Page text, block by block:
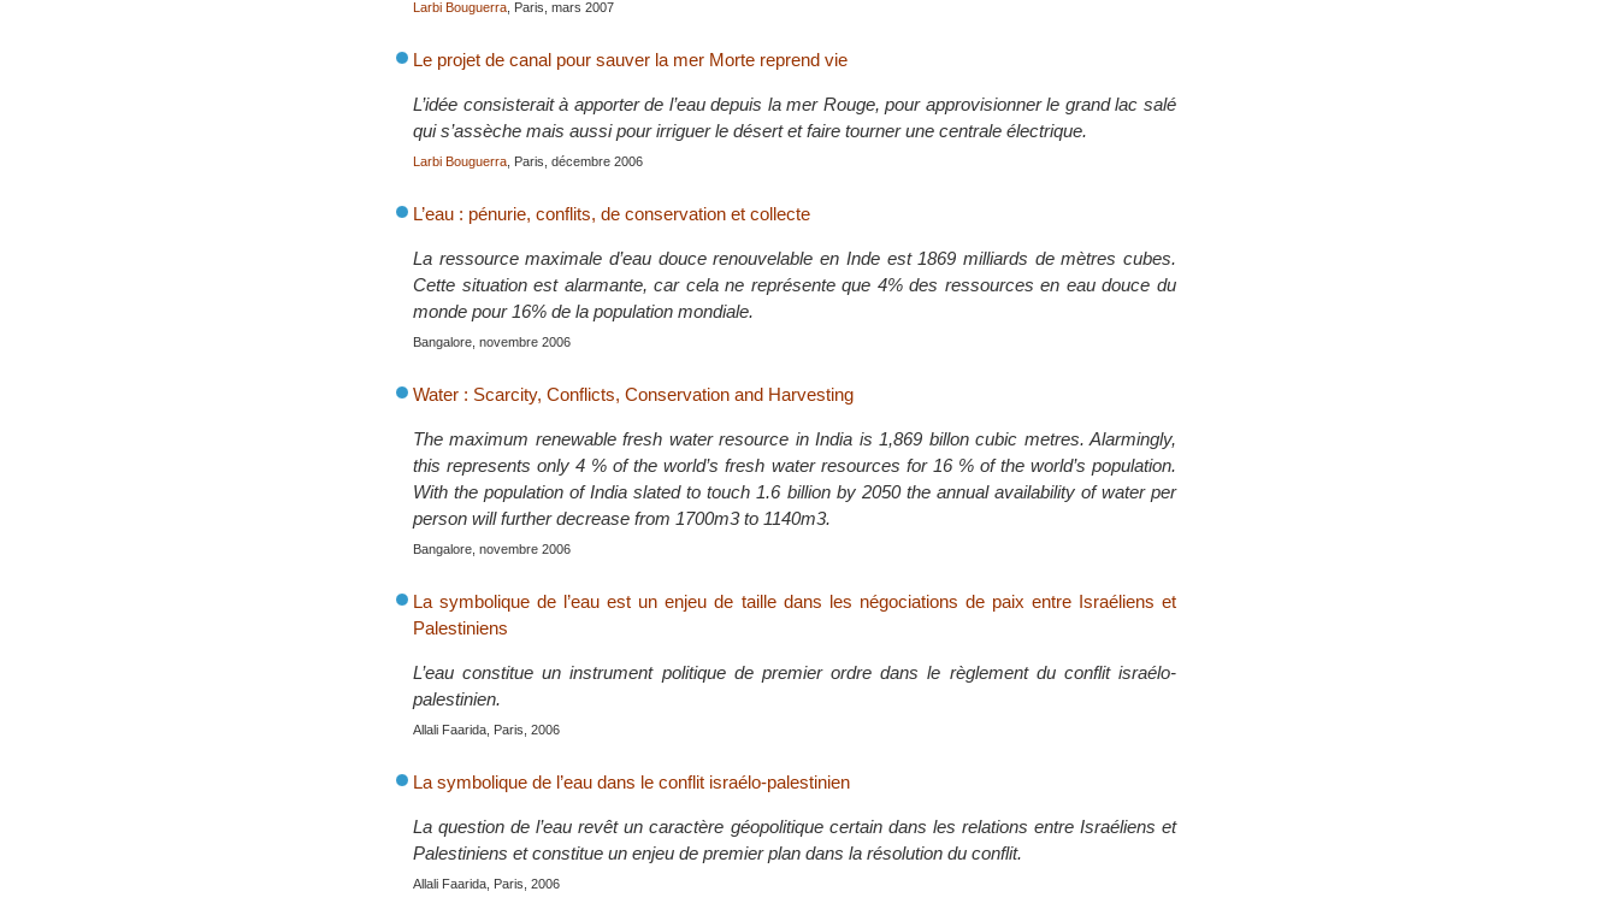
Larbi Bouguerra , Paris, mars 2007
Le projet de canal pour sauver la mer Morte reprend vie
L’idée consisterait à apporter de l’eau depuis la mer Rouge, pour approvisionner le grand lac salé
qui s’assèche mais aussi pour irriguer le désert et faire tourner une centrale électrique.
Larbi Bouguerra , Paris, décembre 2006
L’eau : pénurie, conflits, de conservation et collecte
La ressource maximale d’eau douce renouvelable en Inde est 1869 milliards de mètres cubes.
Cette situation est alarmante, car cela ne représente que 4% des ressources en eau douce du
monde pour 16% de la population mondiale.
Bangalore, novembre 2006
Water : Scarcity, Conflicts, Conservation and Harvesting
The maximum renewable fresh water resource in India is 1,869 billon cubic metres. Alarmingly,
this represents only 4 % of the world’s fresh water resources for 16 % of the world’s population.
With the population of India slated to touch 1.6 billion by 2050 the annual availability of water per
person will further decrease from 1700m3 to 1140m3.
Bangalore, novembre 2006
La symbolique de l’eau est un enjeu de taille dans les négociations de paix entre Israéliens et
Palestiniens
L’eau constitue un instrument politique de premier ordre dans le règlement du conflit israélo-
palestinien.
Allali Faarida, Paris, 2006
La symbolique de l’eau dans le conflit israélo-palestinien
La question de l’eau revêt un caractère géopolitique certain dans les relations entre Israéliens et
Palestiniens et constitue un enjeu de premier plan dans la résolution du conflit.
Allali Faarida, Paris, 2006